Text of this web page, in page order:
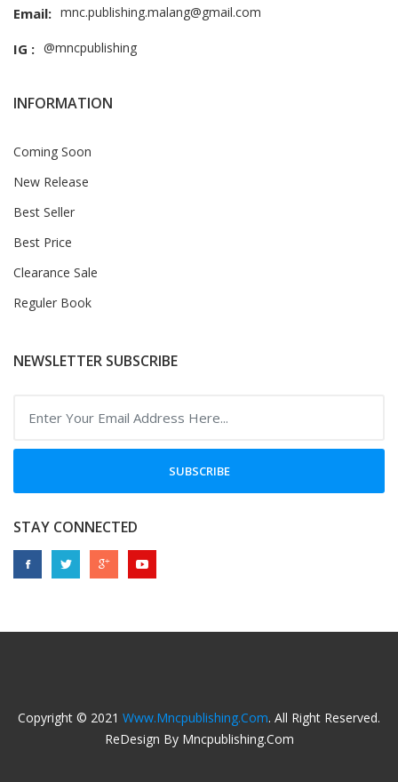
Email: mnc.publishing.malang@gmail.com
IG : @mncpublishing
INFORMATION
Coming Soon
New Release
Best Seller
Best Price
Clearance Sale
Reguler Book
NEWSLETTER SUBSCRIBE
SUBSCRIBE
STAY CONNECTED
Copyright © 2021 Www.mncpublishing.com. All Right Reserved.
ReDesign By Mncpublishing.com